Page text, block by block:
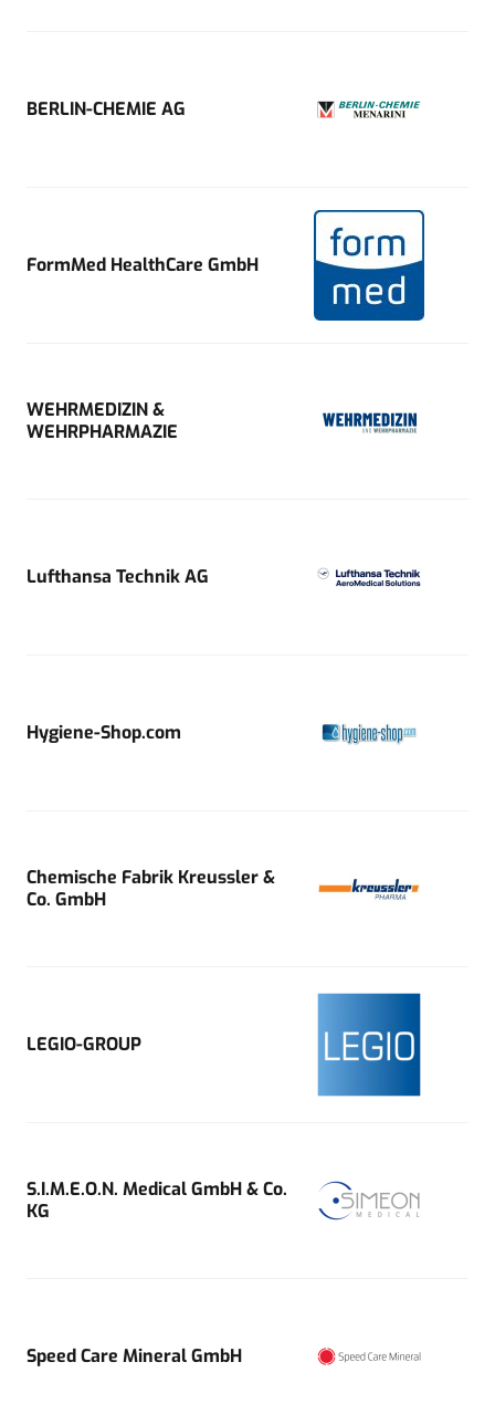
BERLIN-CHEMIE AG
FormMed HealthCare GmbH
WEHRMEDIZIN &
WEHRPHARMAZIE
Lufthansa Technik AG
Hygiene-Shop.com
Chemische Fabrik Kreussler &
Co. GmbH
LEGIO-GROUP
S.I.M.E.O.N. Medical GmbH & Co.
KG
Speed Care Mineral GmbH